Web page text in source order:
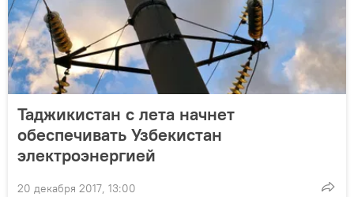
Таджикистан с лета начнет
обеспечивать Узбекистан
электроэнергией
20 декабря 2017, 13:00